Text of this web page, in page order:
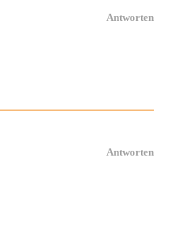
Antworten
Antworten